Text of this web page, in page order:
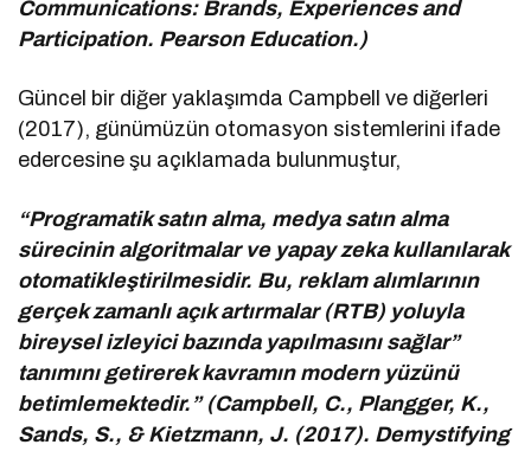
Communications: Brands, Experiences and
Participation. Pearson Education.)
Güncel bir diğer yaklaşımda Campbell ve diğerleri
(2017), günümüzün otomasyon sistemlerini ifade
edercesine şu açıklamada bulunmuştur,
“Programatik satın alma, medya satın alma
sürecinin algoritmalar ve yapay zeka kullanılarak
otomatikleştirilmesidir. Bu, reklam alımlarının
gerçek zamanlı açık artırmalar (RTB) yoluyla
bireysel izleyici bazında yapılmasını sağlar”
tanımını getirerek kavramın modern yüzünü
betimlemektedir.” (Campbell, C., Plangger, K.,
Sands, S., & Kietzmann, J. (2017). Demystifying